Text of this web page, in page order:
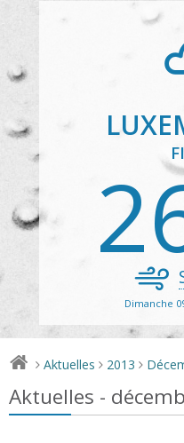
Dimanche
> Aktuelles > 2013 >
Aktuelles -